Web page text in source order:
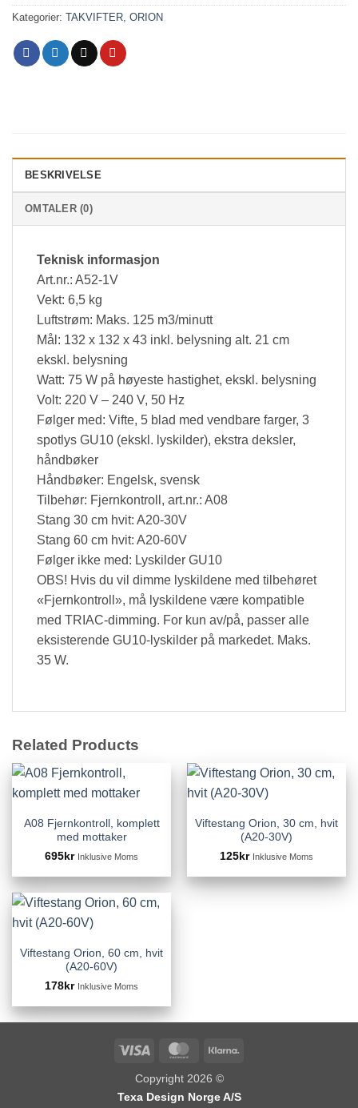
Kategorier: TAKVIFTER, ORION
BESKRIVELSE
OMTALER (0)
Teknisk informasjon
Art.nr.: A52-1V
Vekt: 6,5 kg
Luftstrøm: Maks. 125 m3/minutt
Mål: 132 x 132 x 43 inkl. belysning alt. 21 cm
ekskl. belysning
Watt: 75 W på høyeste hastighet, ekskl. belysning
Volt: 220 V – 240 V, 50 Hz
Følger med: Vifte, 5 blad med vendbare farger, 3
spotlys GU10 (ekskl. lyskilder), ekstra deksler,
håndbøker
Håndbøker: Engelsk, svensk
Tilbehør: Fjernkontroll, art.nr.: A08
Stang 30 cm hvit: A20-30V
Stang 60 cm hvit: A20-60V
Følger ikke med: Lyskilder GU10
OBS! Hvis du vil dimme lyskildene med tilbehøret
«Fjernkontroll», må lyskildene være kompatible
med TRIAC-dimming. For kun av/på, passer alle
eksisterende GU10-lyskilder på markedet. Maks.
35 W.
Related Products
A08 Fjernkontroll, komplett
med mottaker
695 kr Inklusive Moms
Viftestang Orion, 30 cm, hvit
(A20-30V)
125 kr Inklusive Moms
Viftestang Orion, 60 cm, hvit
(A20-60V)
178 kr Inklusive Moms
Visa MasterCard
Copyright 2026 ©
Texa Design Norge A/S